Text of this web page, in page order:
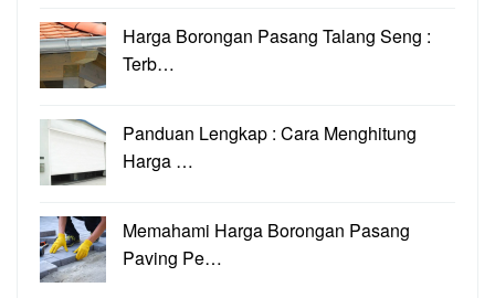
Harga Borongan Pasang Talang Seng :
Terb…
Panduan Lengkap : Cara Menghitung
Harga …
Memahami Harga Borongan Pasang
Paving Pe…